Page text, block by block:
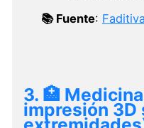
📚 Fuente: Faditiva
3. 🏥
impresión 3D